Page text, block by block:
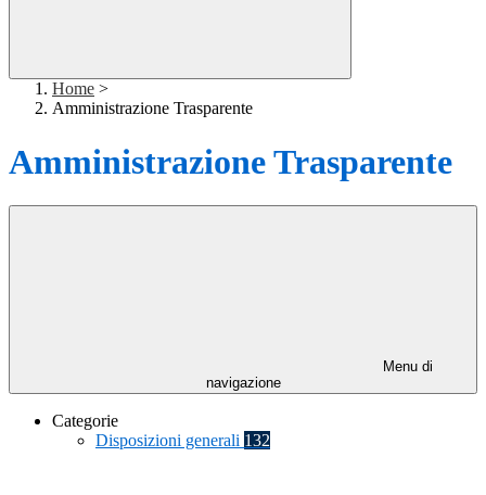
Home >
Amministrazione Trasparente
Amministrazione Trasparente
Menu di
navigazione
Categorie
Disposizioni generali 132